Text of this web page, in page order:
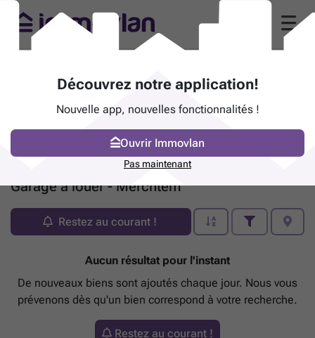
Garage à louer - Merchtem
Restez au courant !
Aucun résultat pour l'instant
De nouveaux biens sont ajoutés chaque jour. Nous vous
prévenons dès qu'un bien correspond à votre recherche.
Restez au courant !
Découvrez notre application!
Nouvelle app, nouvelles fonctionnalités !
Ouvrir Immovlan
Pas maintenant